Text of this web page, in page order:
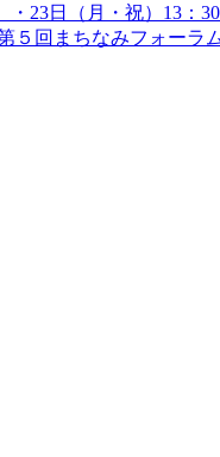
・23日（月・祝）13：
回まちなみフォーラ